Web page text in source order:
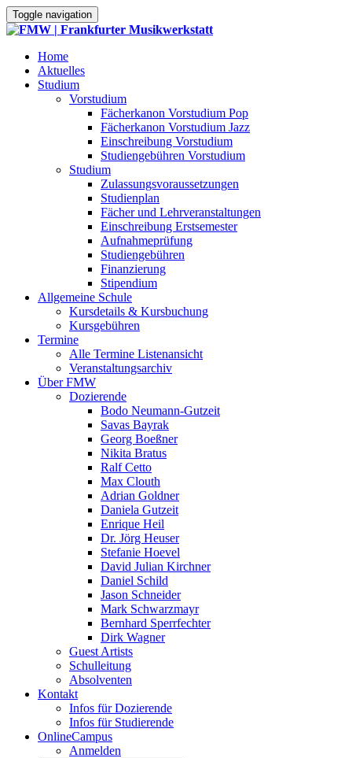
Toggle navigation
Home
Aktuelles
Studium
Vorstudium
Fächerkanon Vorstudium Pop
Fächerkanon Vorstudium Jazz
Einschreibung Vorstudium
Studiengebühren Vorstudium
Studium
Zulassungsvoraussetzungen
Studienplan
Fächer und Lehrveranstaltungen
Einschreibung Erstsemester
Aufnahmeprüfung
Studiengebühren
Finanzierung
Stipendium
Allgemeine Schule
Kursdetails & Kursbuchung
Kursgebühren
Termine
Alle Termine Listenansicht
Veranstaltungsarchiv
Über FMW
Dozierende
Bodo Neumann-Gutzeit
Savas Bayrak
Georg Boeßner
Nikita Bratus
Ralf Cetto
Max Clouth
Adrian Goldner
Daniela Gutzeit
Enrique Heil
Dr. Jörg Heuser
Stefanie Hoevel
David Julian Kirchner
Daniel Schild
Jason Schneider
Mark Schwarzmayr
Bernhard Sperrfechter
Dirk Wagner
Guest Artists
Schulleitung
Absolventen
Kontakt
Infos für Dozierende
Infos für Studierende
OnlineCampus
Anmelden